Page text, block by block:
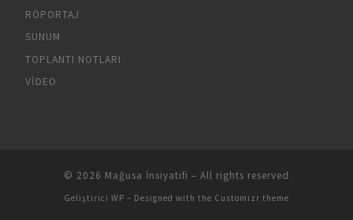
RÖPORTAJ
SUNUM
TOPLANTI NOTLARI
VIDEO
© 2026 Mağusa İnsiyatifi – All rights reserved
Geliştirici WP – Designed with the Customizr theme